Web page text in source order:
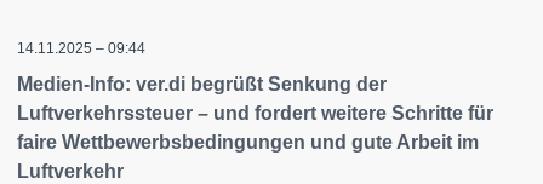
14.11.2025 – 09:44
Medien-Info: ver.di begrüßt Senkung der
Luftverkehrssteuer – und fordert weitere Schritte für
faire Wettbewerbsbedingungen und gute Arbeit im
Luftverkehr